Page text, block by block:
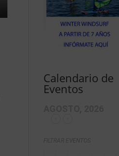
Calendario de
Eventos